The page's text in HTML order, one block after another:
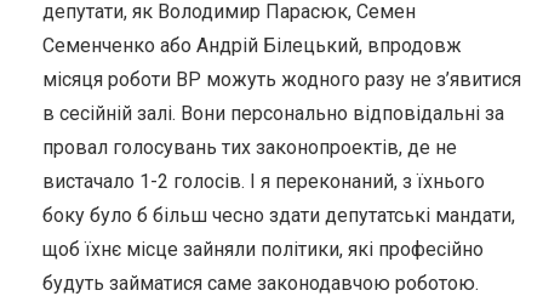
депутати, як Володимир Парасюк, Семен
Семенченко або Андрій Білецький, впродовж
місяця роботи ВР можуть жодного разу не з’явитися
в сесійній залі. Вони персонально відповідальні за
провал голосувань тих законопроектів, де не
вистачало 1-2 голосів. І я переконаний, з їхнього
боку було б більш чесно здати депутатські мандати,
щоб їхнє місце зайняли політики, які професійно
будуть займатися саме законодавчою роботою.